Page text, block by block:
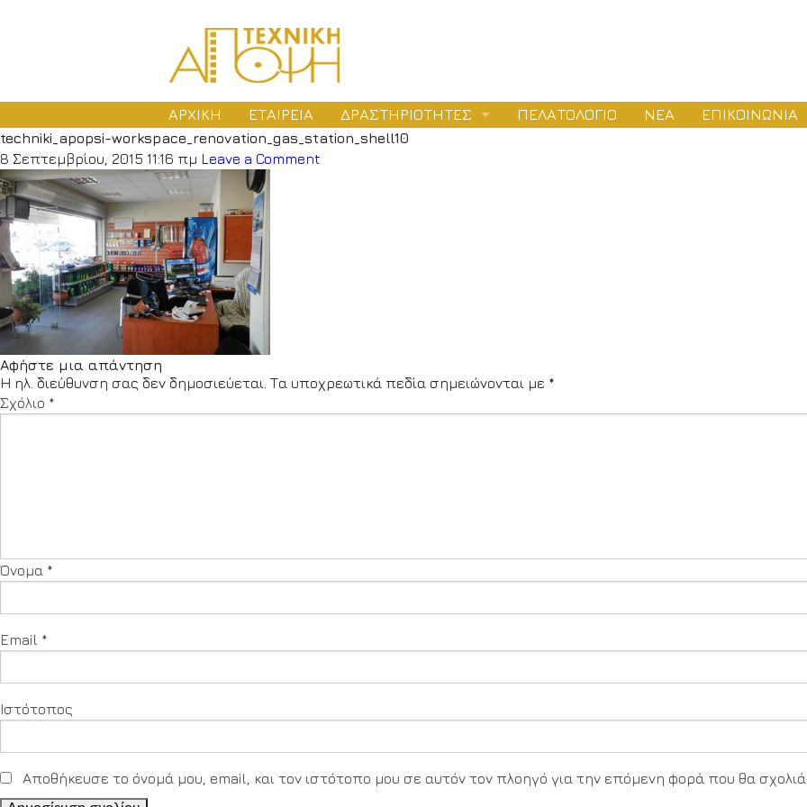
ΑΡΧΙΚΗ ΕΤΑΙΡΕΙΑ
ΔΡΑΣΤΗΡΙΟΤΗΤΕΣ
ΜΕΛΕΤΕΣ
ΠΕΛΑΤΟΛΟΓΙΟ ΝΕΑ ΕΠΙΚΟΙΝΩΝΙΑ
techniki_apopsi-workspace_renovation_gas_station_shell10
8 Σεπτεμβρίου, 2015 11:16 πμ Leave a Comment
Αφήστε μια απάντηση
Η ηλ. διεύθυνση σας δεν δημοσιεύεται. Τα υποχρεωτικά πεδία σημειώνονται με *
Σχόλιο *
Όνομα *
Email *
Ιστότοπος
Αποθήκευσε το όνομά μου, email, και τον ιστότοπο μου σε αυτόν τον πλοηγό για την επόμενη φορά που θα